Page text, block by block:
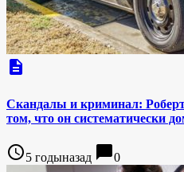
description
Скандалы и криминал:
том, что он систематически
access_time5 годыназад chat_bubble0